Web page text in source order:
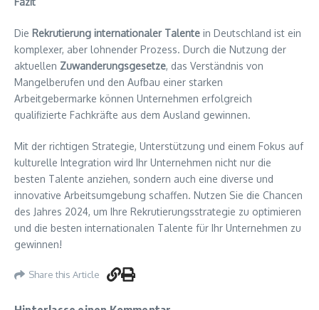
Die Rekrutierung internationaler Talente in Deutschland ist ein
komplexer, aber lohnender Prozess. Durch die Nutzung der
aktuellen Zuwanderungsgesetze, das Verständnis von
Mangelberufen und den Aufbau einer starken
Arbeitgebermarke können Unternehmen erfolgreich
qualifizierte Fachkräfte aus dem Ausland gewinnen.
Mit der richtigen Strategie, Unterstützung und einem Fokus auf
kulturelle Integration wird Ihr Unternehmen nicht nur die
besten Talente anziehen, sondern auch eine diverse und
innovative Arbeitsumgebung schaffen. Nutzen Sie die Chancen
des Jahres 2024, um Ihre Rekrutierungsstrategie zu optimieren
und die besten internationalen Talente für Ihr Unternehmen zu
gewinnen!
Share this Article